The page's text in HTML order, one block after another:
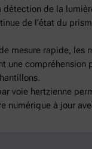
détection de la
de l'état du
mesure rapide, les
une compréhension
voie hertzienne
numérique à jour